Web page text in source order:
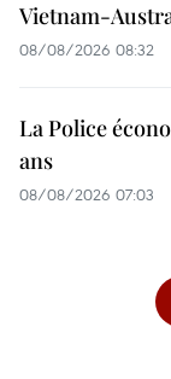
Vietnam-
08/08/2026 08:32
La Police
ans
08/08/2026 07:03